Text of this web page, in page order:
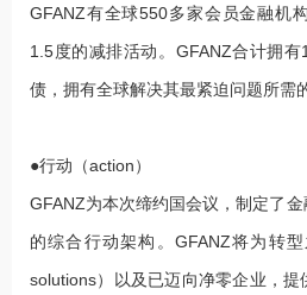
GFANZ有全球550多家会员金融机
1.5度的减排活动。GFANZ合计拥
债，拥有全球解决其最紧迫问题所需
●行动（action）
GFANZ为本次缔约国会议，制定了
的综合行动架构。GFANZ将为转
solutions）以及已迈向净零企业，提